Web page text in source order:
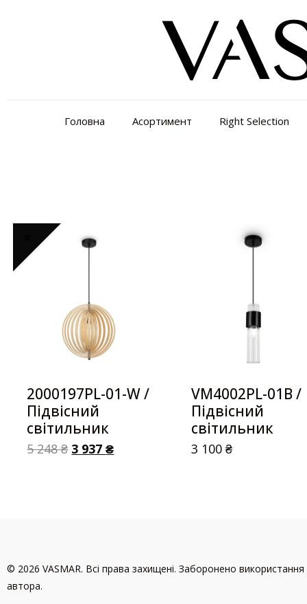
Головна Асортимент Right Selection
2000197PL-01-W /
Підвісний
світильник
5 248₴ 3 937₴
VM4002PL-01B /
Підвісний
світильник
3 100₴
© 2026 VASMAR. Всі права захищені. Заборонено використання
автора.